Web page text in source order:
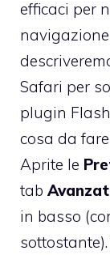
efficaci per
Safari per
plugin
cosa da
Aprite le
tab
in basso